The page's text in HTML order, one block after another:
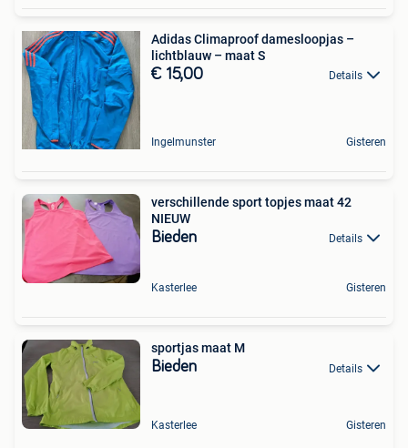
Adidas Climaproof damesloopjas –
lichtblauw – maat S
€ 15,00 Details
Ingelmunster Gisteren
verschillende sport topjes maat 42
NIEUW
Bieden Details
Kasterlee Gisteren
sportjas maat M
Bieden Details
Kasterlee Gisteren